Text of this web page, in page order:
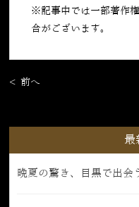
※記事中では一部著作
合がございます。
< 前へ
最
晩夏の驚き、目黒で出会